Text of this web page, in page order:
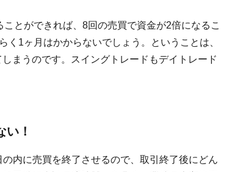
とができれば、8回の売買で資金が2倍になるこ
1ヶ月はかからないでしょう。ということは、
まうのです。スイングトレードもデイトレード
！
内に売買を終了させるので、取引終了後にどん